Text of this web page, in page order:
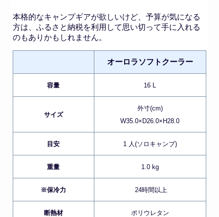
本格的なキャンプギアが欲しいけど、予算が気になる
方は、ふるさと納税を利用して思い切って手に入れる
のもありかもしれません。
オーロラソフトクーラー
容量 16 L
サイズ
外寸(cm)
W35.0×D26.0×H28.0
目安 1 人(ソロキャンプ)
重量 1.0 kg
※保冷力 24時間以上
断熱材 ポリウレタン